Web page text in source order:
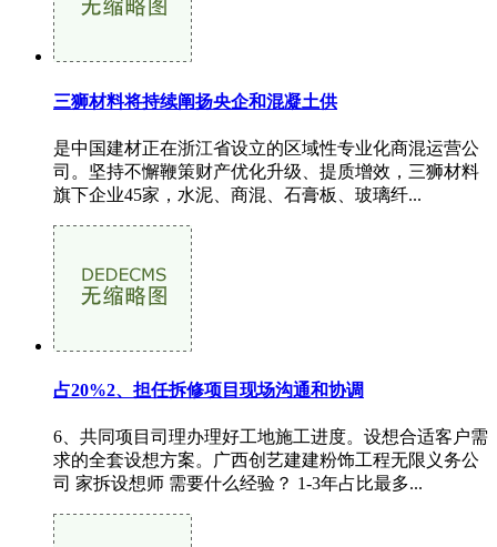
三狮材料将持续阐扬央企和混凝土供
是中国建材正在浙江省设立的区域性专业化商混运营公
司。坚持不懈鞭策财产优化升级、提质增效，三狮材料
旗下企业45家，水泥、商混、石膏板、玻璃纤...
占20%2、担任拆修项目现场沟通和协调
6、共同项目司理办理好工地施工进度。设想合适客户需
求的全套设想方案。广西创艺建建粉饰工程无限义务公
司 家拆设想师 需要什么经验？ 1-3年占比最多...